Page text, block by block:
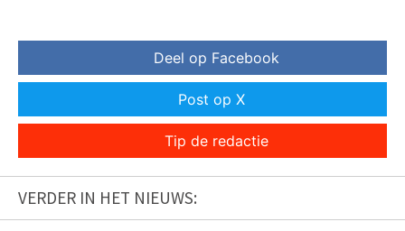
Deel op Facebook
Post op X
Tip de redactie
VERDER IN HET NIEUWS: